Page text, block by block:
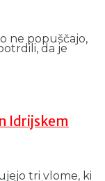
ne popuščajo,
da je
Idrijskem
tri vlome, ki